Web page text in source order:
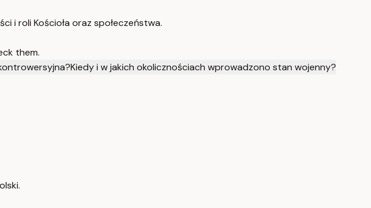
i roli Kościoła oraz społeczeństwa.
them.
Kiedy i w jakich okolicznościach wprowadzono stan wojenny?